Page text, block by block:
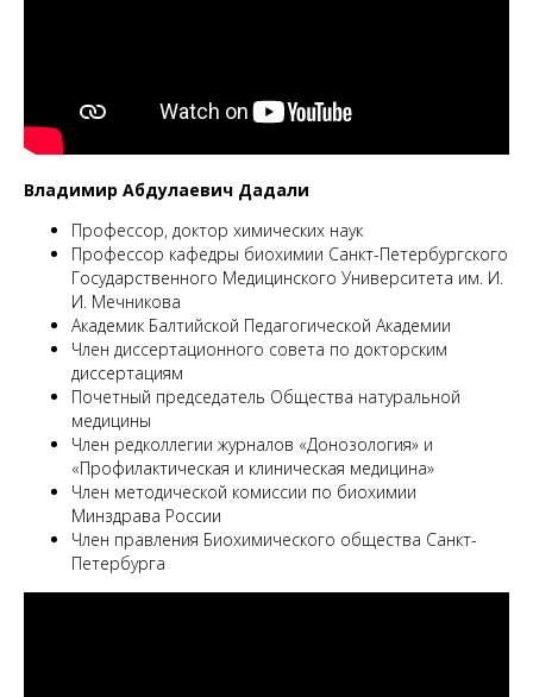
Владимир Абдулаевич Дадали
Профессор, доктор химических наук
Профессор кафедры биохимии Санкт-Петербургского
Государственного Медицинского Университета им. И.
И. Мечникова
Академик Балтийской Педагогической Академии
Член диссертационного совета по докторским
диссертациям
Почетный председатель Общества натуральной
медицины
Член редколлегии журналов «Донозология» и
«Профилактическая и клиническая медицина»
Член методической комиссии по биохимии
Минздрава России
Член правления Биохимического общества Санкт-
Петербурга